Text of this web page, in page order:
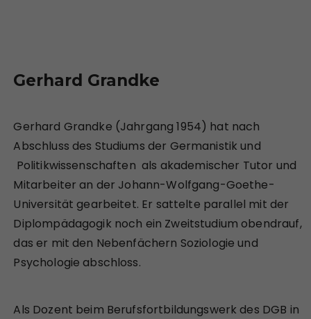
Gerhard Grandke
Gerhard Grandke (Jahrgang 1954) hat nach
Abschluss des Studiums der Germanistik und
Politikwissenschaften als akademischer Tutor und
Mitarbeiter an der Johann-Wolfgang-Goethe-
Universität gearbeitet. Er sattelte parallel mit der
Diplompädagogik noch ein Zweitstudium obendrauf,
das er mit den Nebenfächern Soziologie und
Psychologie abschloss.
Als Dozent beim Berufsfortbildungswerk des DGB in